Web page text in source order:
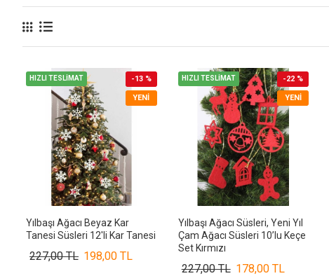
HIZLI TESLİMAT
YENI
-13 %
Yılbaşı Ağacı Beyaz Kar
Tanesi Süsleri 12'li Kar Tanesi
198,00 TL
227,00 TL
HIZLI TESLİMAT
YENI
-22 %
Yılbaşı Ağacı Süsleri, Yeni Yıl
Çam Ağacı Süsleri 10’lu Keçe
Set Kırmızı
178,00 TL
227,00 TL